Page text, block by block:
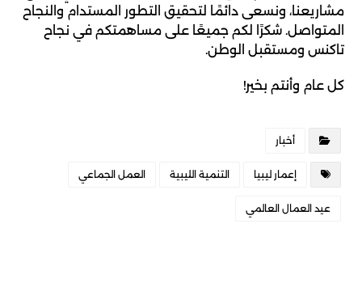
مشاريعنا، ونسعى دائمًا لتحقيق التطور المستدام والنجاح
المتواصل. شكرًا لكم جميعًا على مساهمتكم في نجاح
تاكنس ومستقبل الوطن.
كل عام وأنتم بخير!
أخبار
إعمار ليبيا التنمية الليبية العمل الجماعي
عيد العمال العالمي